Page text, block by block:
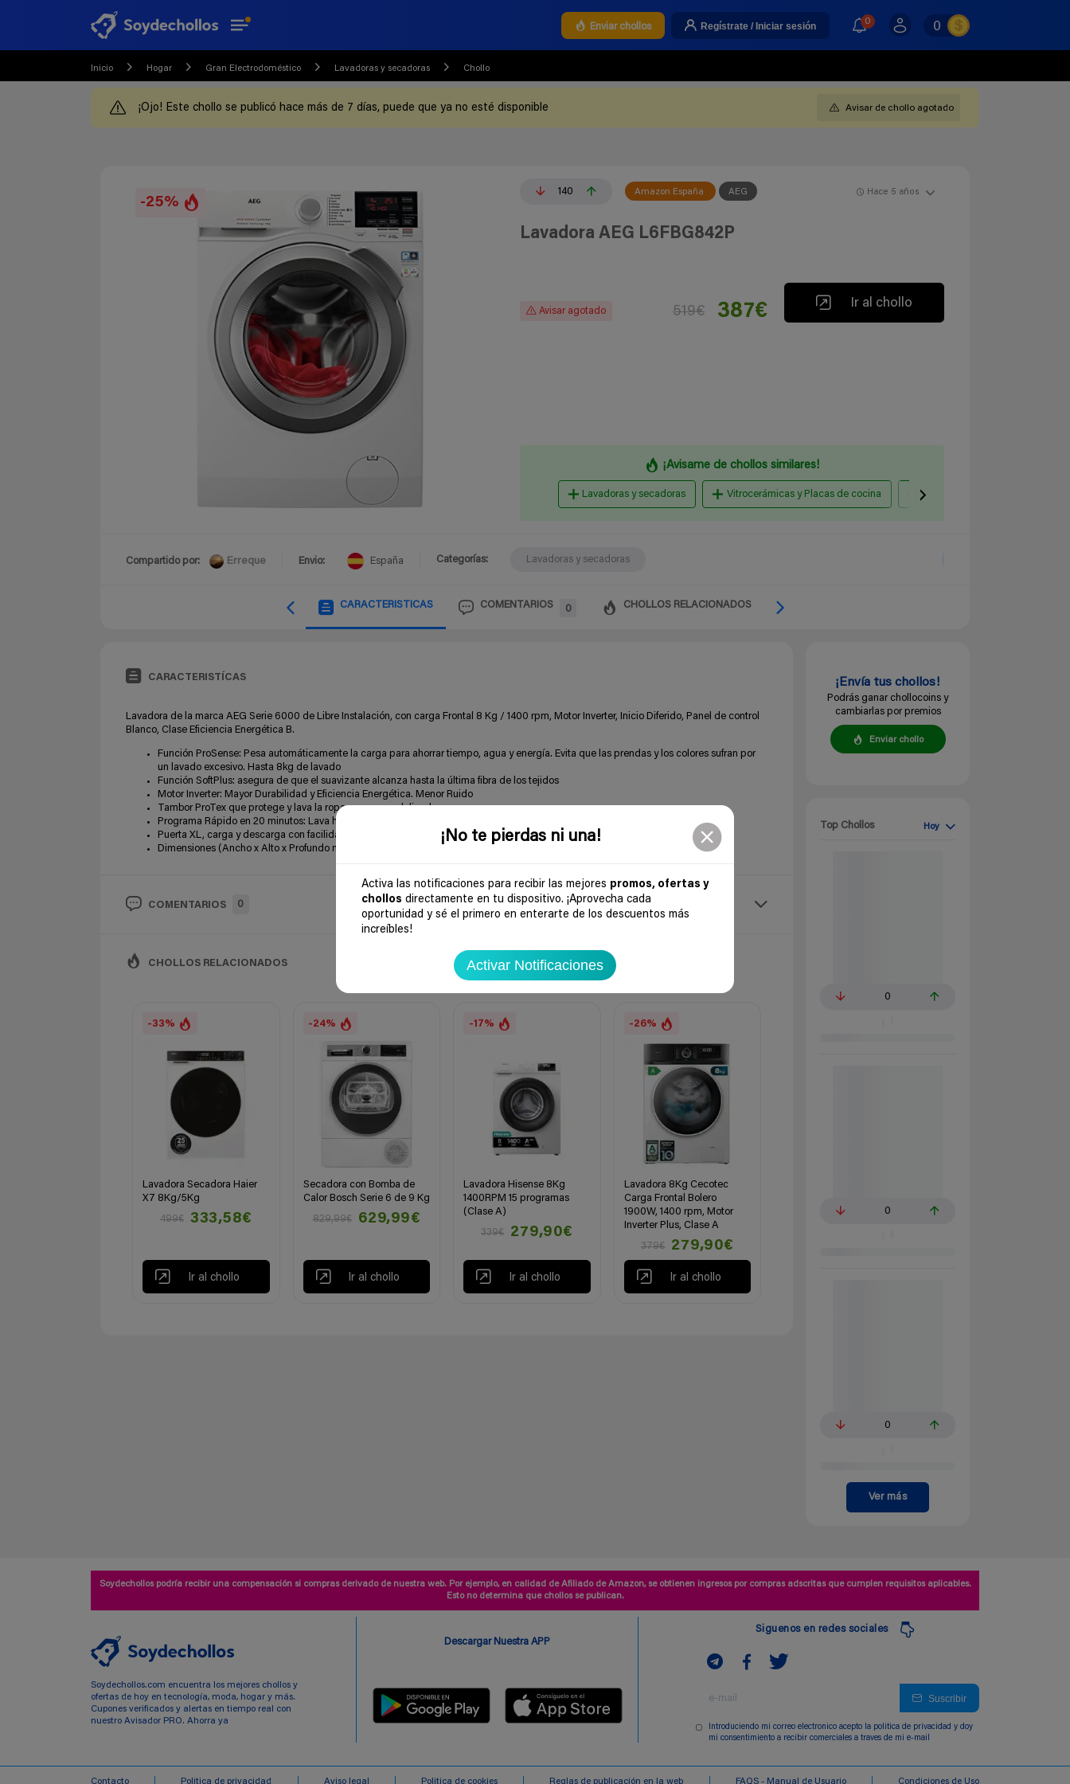
¡No te pierdas ni una!
Activa las notificaciones para recibir las mejores promos, ofertas y
chollos directamente en tu dispositivo. ¡Aprovecha cada
oportunidad y sé el primero en enterarte de los descuentos más
increíbles!
Activar Notificaciones
Enviar chollos Regístrate / Iniciar sesión 0 0
Inicio Hogar Gran Electrodoméstico Lavadoras y secadoras Chollo
¡Ojo! Este chollo se publicó hace más de 7 días, puede que ya no esté disponible Avisar de chollo agotado
-25%
140 Amazon España AEG Hace 5 años
Lavadora AEG L6FBG842P
Avisar agotado 519€ 387€ Ir al chollo
¡Avisame de chollos similares!
Lavadoras y secadoras Vitrocerámicas y Placas de cocina Lavavajillas
Compartido por: Erreque Envio: España Categorías: Lavadoras y secadoras
CARACTERISTICAS COMENTARIOS 0 CHOLLOS RELACIONADOS
CARACTERISTÍCAS
Lavadora de la marca AEG Serie 6000 de Libre Instalación, con carga Frontal 8 Kg / 1400 rpm, Motor Inverter, Inicio Diferido, Panel de control
Blanco, Clase Eficiencia Energética B.
Función ProSense: Pesa automáticamente la carga para ahorrar tiempo, agua y energía. Evita que las prendas y los colores sufran por
un lavado excesivo. Hasta 8kg de lavado
Función SoftPlus: asegura de que el suavizante alcanza hasta la última fibra de los tejidos
Motor Inverter: Mayor Durabilidad y Eficiencia Energética. Menor Ruido
Tambor ProTex que protege y lava la ropa con mayor delicadeza
Programa Rápido en 20 minutos: Lava hasta 3 kg de ropa en cada carga para un rendimiento excelente en sólo 20 minutos
Puerta XL, carga y descarga con facilidad
Dimensiones (Ancho x Alto x Profundo mm): 600 x 850 x 660
COMENTARIOS 0
CHOLLOS RELACIONADOS
-33%
Lavadora Secadora Haier
X7 8Kg/5Kg
499€
333,58€
Ir al chollo
-24%
Secadora con Bomba de
Calor Bosch Serie 6 de 9 Kg
829,99€
629,99€
Ir al chollo
-17%
Lavadora Hisense 8Kg
1400RPM 15 programas
(Clase A)
339€
279,90€
Ir al chollo
-26%
Lavadora 8Kg Cecotec
Carga Frontal Bolero
1900W, 1400 rpm, Motor
Inverter Plus, Clase A
379€
279,90€
Ir al chollo
¡Envía tus chollos!
Podrás ganar chollocoins y
cambiarlas por premios
Enviar chollo
Top Chollos Hoy
0
0
0
Ver más
Soydechollos podría recibir una compensación si compras derivado de nuestra web. Por ejemplo, en calidad de Afiliado de Amazon, se obtienen ingresos por compras adscritas que cumplen requisitos aplicables.
Esto no determina que chollos se publican.
Soydechollos.com encuentra los mejores chollos y
ofertas de hoy en tecnología, moda, hogar y más.
Cupones verificados y alertas en tiempo real con
nuestro Avisador PRO. Ahorra ya
Descargar Nuestra APP
Siguenos en redes sociales
Suscribir
Introduciendo mi correo electronico acepto la politica de privacidad y doy
mi consentimiento a recibir comerciales a traves de mi e-mail
Contacto Politica de privacidad Aviso legal Politica de cookies Reglas de publicación en la web FAQS - Manual de Usuario Condiciones de Uso